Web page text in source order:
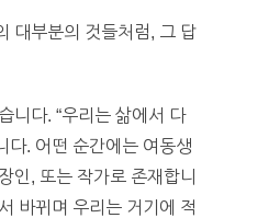
대부분의 것들처럼, 그 답
니다. “우리는 삶에서 다
다. 어떤 순간에는 여동생
인, 또는 작가로 존재합니
바뀌며 우리는 거기에 적